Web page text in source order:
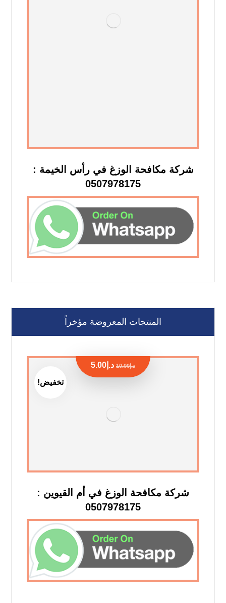
شركة مكافحة الوزغ في رأس الخيمة :
0507978175
المنتجات المعروضة مؤخراً
تخفيض!
شركة مكافحة الوزغ في أم القيوين :
0507978175
د.إ10.00 د.إ 5.00